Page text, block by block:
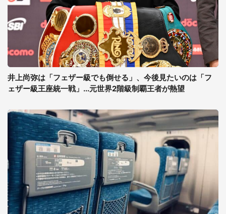
井上尚弥は「フェザー級でも倒せる」、今後見たいのは「フ
ェザー級王座統一戦」...元世界2階級制覇王者が熱望